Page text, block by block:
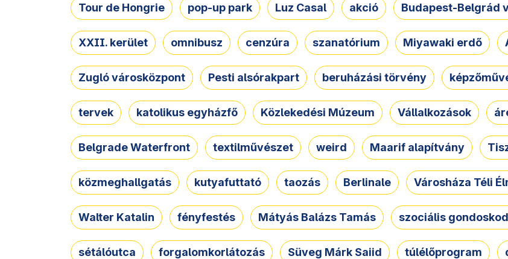
Tour de Hongrie pop-up park Luz Casal akció Budapest-Belgrád
XXII. kerület omnibusz cenzúra szanatórium Miyawaki erdő
Zugló városközpont Pesti alsórakpart beruházási törvény
tervek katolikus egyházfő Közlekedési Múzeum Vállalkozások
Belgrade Waterfront textilművészet weird Maarif alapítvány
közmeghallgatás kutyafuttató taozás Berlinale Városháza Téli
Walter Katalin fényfestés Mátyás Balázs Tamás szociális
sétálóutca forgalomkorlátozás Süveg Márk Saiid túlélőprogram